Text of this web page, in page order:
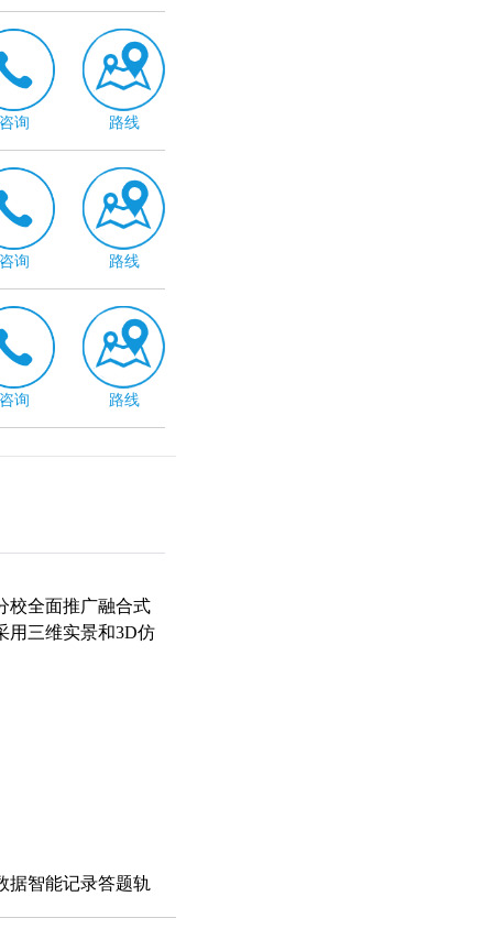
询 路线
询 路线
询 路线
校全面推广融合式
用三维实景和3D仿
据智能记录答题轨